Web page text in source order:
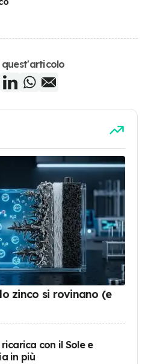
zinco si rovinano (e
ricarica con il Sole e
in più